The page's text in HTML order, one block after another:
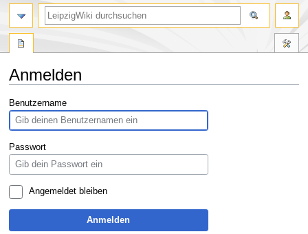
Anmelden
Zur
Navigation
springen
Zur
Suche
springen
Benutzername
Passwort
Angemeldet bleiben
Anmelden